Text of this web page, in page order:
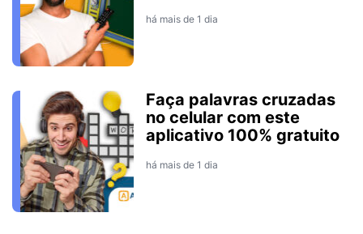
há mais de 1 dia
Faça palavras cruzadas
no celular com este
aplicativo 100% gratuito
há mais de 1 dia